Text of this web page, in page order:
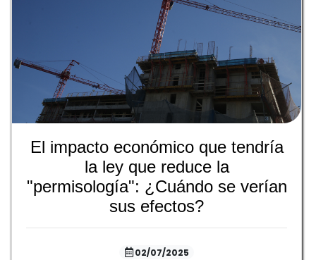
El impacto económico que tendría
la ley que reduce la
"permisología": ¿Cuándo se verían
sus efectos?
02/07/2025